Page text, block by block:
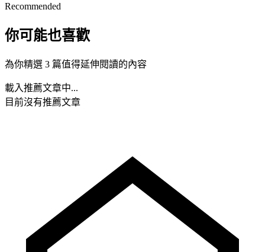
Recommended
你可能也喜歡
為你精選 3 篇值得延伸閱讀的內容
載入推薦文章中...
目前沒有推薦文章